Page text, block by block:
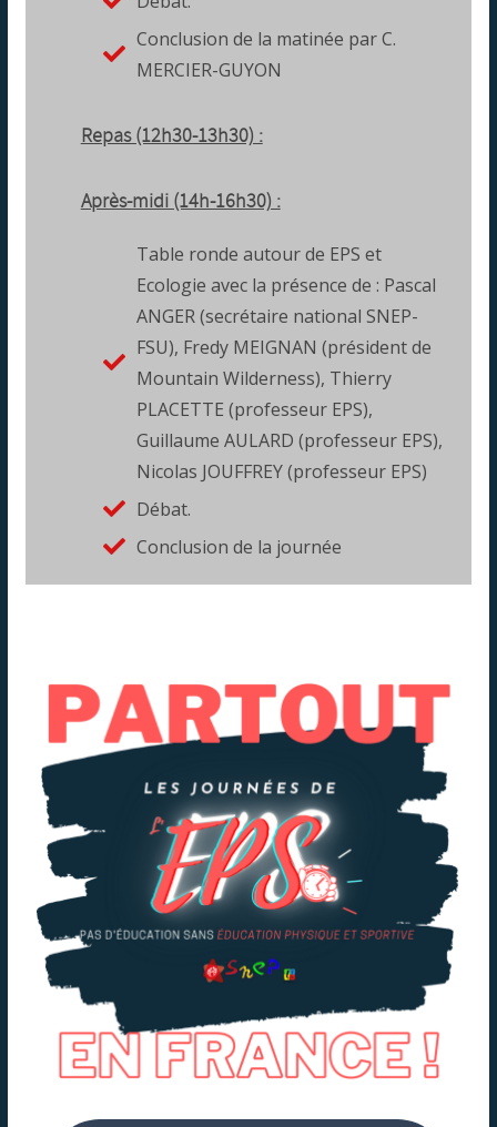
Conclusion de la matinée par C.
MERCIER-GUYON
Repas (12h30-13h30) :
Après-midi (14h-16h30) :
Table ronde autour de EPS et
Ecologie avec la présence de : Pascal
ANGER (secrétaire national SNEP-
FSU), Fredy MEIGNAN (président de
Mountain Wilderness), Thierry
PLACETTE (professeur EPS),
Guillaume AULARD (professeur EPS),
Nicolas JOUFFREY (professeur EPS)
Débat.
Conclusion de la journée